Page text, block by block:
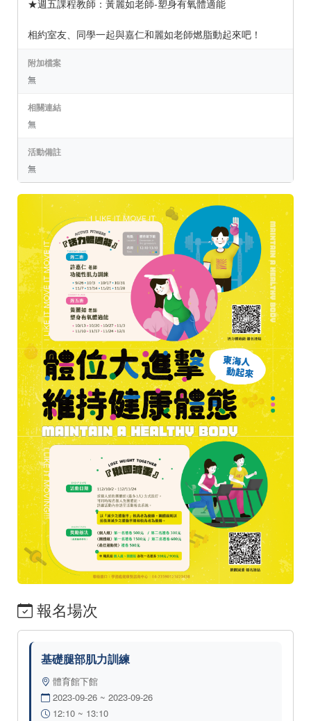
★週五課程教師：黃麗如老師-塑身有氧體適能
相約室友、同學一起與嘉仁和麗如老師燃脂動起來吧！
附加檔案
無
相關連結
無
活動備註
無
報名場次
基礎腿部肌力訓練
體育館下館
2023-09-26 ~ 2023-09-26
12:10 ~ 13:10